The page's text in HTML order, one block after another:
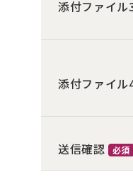
添付ファイル
添付ファイル
送信確認 必須